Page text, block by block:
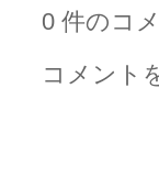
0 件のコ
コメント